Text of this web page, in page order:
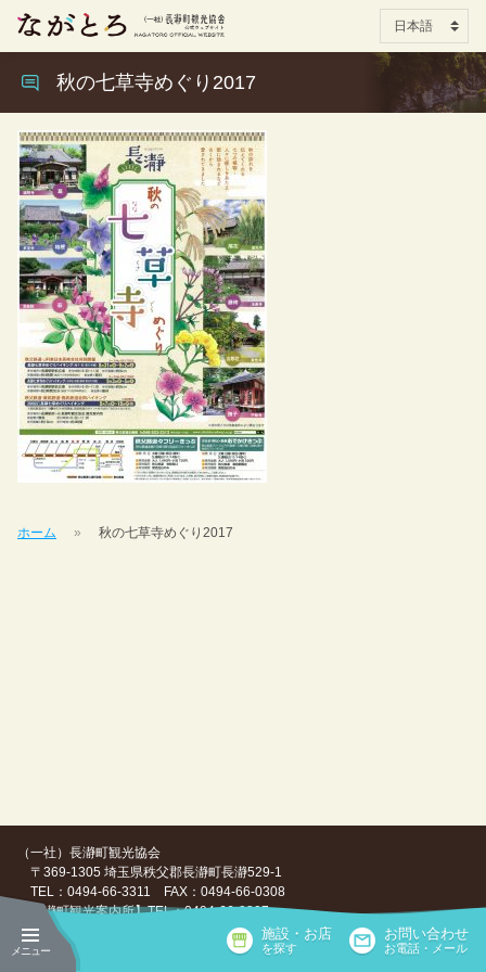
施設・お店
を探す
お問い合わせ
お電話・メール
秋の七草寺めぐり2017
ホーム 秋の七草寺めぐり2017
（一社）長瀞町観光協会
〒369-1305 埼玉県秩父郡長瀞町長瀞529-1
TEL：0494-66-3311 FAX：0494-66-0308
【長瀞町観光案内所】TEL：0494-66-0307
Copyright ©（一社）長瀞町観光協会, All Rights Reserved.